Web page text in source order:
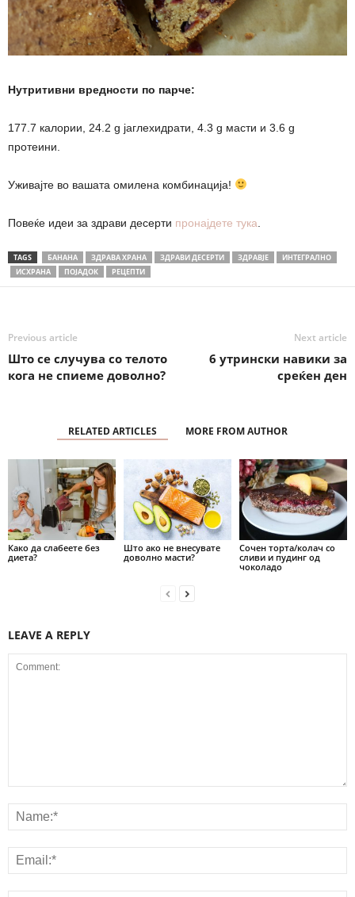
Нутритивни вредности по парче:
177.7 калории, 24.2 g јаглехидрати, 4.3 g масти и 3.6 g
протеини.
Уживајте во вашата омилена комбинација!
Повеќе идеи за здрави десерти пронајдете тука
TAGS БАНАНА ЗДРАВА ХРАНА ЗДРАВИ ДЕСЕРТИ ЗДРАВЈЕ
ИНТЕГРАЛНО
ИСХРАНА
ПОЈАДОК РЕЦЕПТИ
Previous article
Што се случува со телото
кога не спиеме доволно?
Next article
6 утрински навики за
среќен ден
RELATED ARTICLES MORE FROM AUTHOR
Како да слабеете без
диета?
Што ако не внесувате
доволно масти?
Сочен торта/колач со
сливи и пудинг од
чоколадо
LEAVE A REPLY